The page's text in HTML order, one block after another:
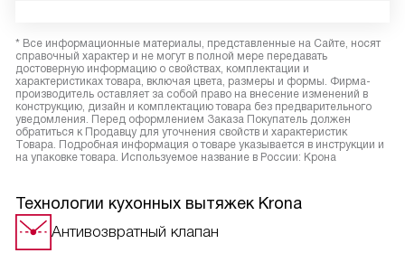
* Все информационные материалы, представленные на Сайте, носят
справочный характер и не могут в полной мере передавать
достоверную информацию о свойствах, комплектации и
характеристиках товара, включая цвета, размеры и формы. Фирма-
производитель оставляет за собой право на внесение изменений в
конструкцию, дизайн и комплектацию товара без предварительного
уведомления. Перед оформлением Заказа Покупатель должен
обратиться к Продавцу для уточнения свойств и характеристик
Товара. Подробная информация о товаре указывается в инструкции и
на упаковке товара. Используемое название в России: Крона
Технологии кухонных вытяжек Krona
Антивозвратный клапан